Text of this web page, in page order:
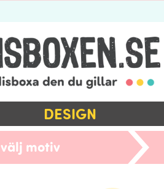
DESIGN
välj motiv